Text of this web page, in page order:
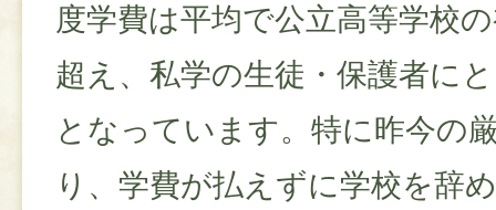
度学費は平均で公立高等学校
超え、私学の生徒・保護者に
となっています。特に昨今の
り、学費が払えずに学校を辞